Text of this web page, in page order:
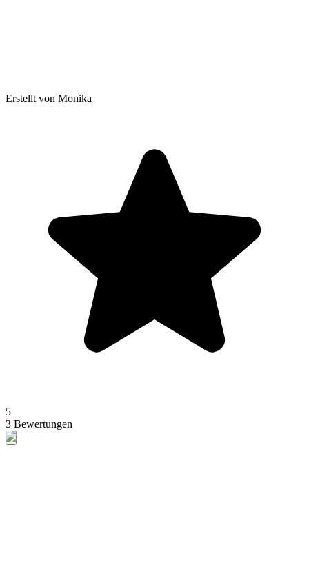
Erstellt von Monika
5
3 Bewertungen